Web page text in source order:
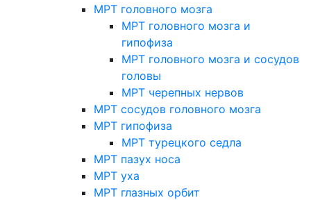
МРТ головного мозга
МРТ головного мозга и
гипофиза
МРТ головного мозга и сосудов
головы
МРТ черепных нервов
МРТ сосудов головного мозга
МРТ гипофиза
МРТ турецкого седла
МРТ пазух носа
МРТ уха
МРТ глазных орбит